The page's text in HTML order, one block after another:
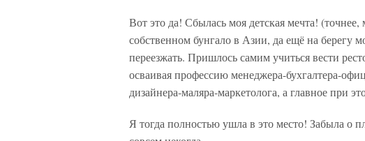
Вот это да! Сбылась моя детская мечта!
собственном бунгало в Азии, да ещё на берегу
переезжать. Пришлось самим учиться вести
осваивая профессию менеджера-бухгалтера-
дизайнера-маляра-маркетолога, а главное при
Я тогда полностью ушла в это место! Забыла о